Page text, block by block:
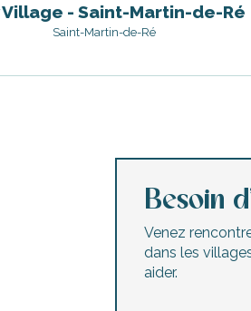
Village - Saint-Martin-de-Ré
Saint-Martin-de-Ré
Besoin
Venez
dans les
aider.